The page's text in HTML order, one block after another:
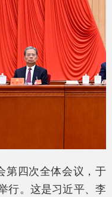
第四次全体会议，于
行。这是习近平、李